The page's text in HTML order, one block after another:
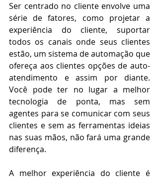
Ser centrado no cliente envolve uma
série de fatores, como projetar a
experiência do cliente, suportar
todos os canais onde seus clientes
estão, um sistema de automação que
ofereça aos clientes opções de auto-
atendimento e assim por diante.
Você pode ter no lugar a melhor
tecnologia de ponta, mas sem
agentes para se comunicar com seus
clientes e sem as ferramentas ideias
nas suas mãos, não fará uma grande
diferença.
A melhor experiência do cliente é